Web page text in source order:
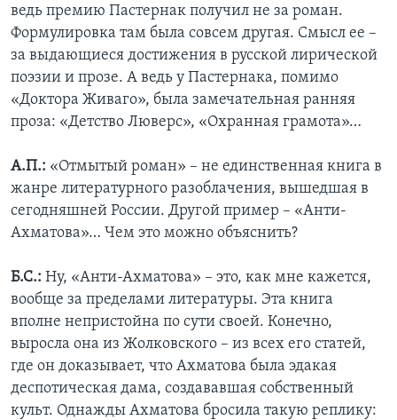
ведь премию Пастернак получил не за роман.
Формулировка там была совсем другая. Смысл ее –
за выдающиеся достижения в русской лирической
поэзии и прозе. А ведь у Пастернака, помимо
«Доктора Живаго», была замечательная ранняя
проза: «Детство Люверс», «Охранная грамота»…
А.П.: «Отмытый роман» – не единственная книга в
жанре литературного разоблачения, вышедшая в
сегодняшней России. Другой пример – «Анти-
Ахматова»… Чем это можно объяснить?
Б.С.: Ну, «Анти-Ахматова» – это, как мне кажется,
вообще за пределами литературы. Эта книга
вполне непристойна по сути своей. Конечно,
выросла она из Жолковского – из всех его статей,
где он доказывает, что Ахматова была эдакая
деспотическая дама, создававшая собственный
культ. Однажды Ахматова бросила такую реплику: